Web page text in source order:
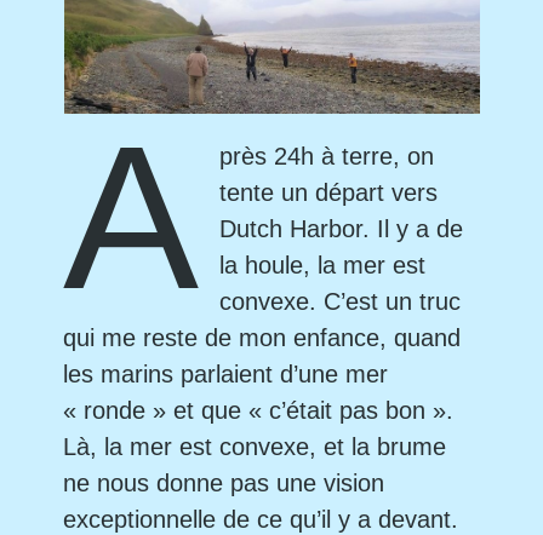
A
près 24h à terre, on
tente un départ vers
Dutch Harbor. Il y a de
la houle, la mer est
convexe. C’est un truc
qui me reste de mon enfance, quand
les marins parlaient d’une mer
« ronde » et que « c’était pas bon ».
Là, la mer est convexe, et la brume
ne nous donne pas une vision
exceptionnelle de ce qu’il y a devant.